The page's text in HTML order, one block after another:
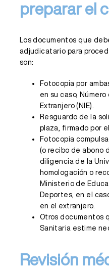
preparar el
Los documentos que
adjudicatario para
son:
Fotocopia por
en su caso,
Extranjero (NIE).
Resguardo de la
plaza, firmado por
Fotocopia
(o recibo de abono
diligencia de la
homologación o
Ministerio de
Deportes, en el
en el extranjero.
Otros documentos
Sanitaria estime
Revisión